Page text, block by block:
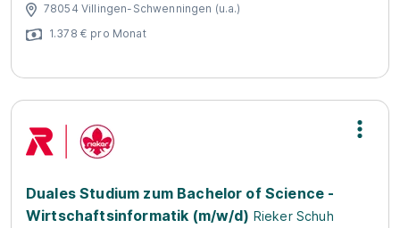
78054 Villingen-Schwenningen (u.a.)
1.378 € pro Monat
Duales Studium zum Bachelor of Science -
Wirtschaftsinformatik (m/w/d) Rieker Schuh